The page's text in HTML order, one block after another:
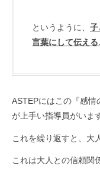
というように、 子
言葉にして伝える
ASTEPにはこの『感
が上手い指導員がいま
これを繰り返すと、大
これは大人との信頼関